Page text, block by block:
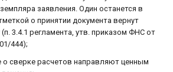
заявления. Один останется в
о принятии документа вернут
3.4.1 регламента, утв. приказом ФНС от
444);
о сверке расчетов направляют ценным